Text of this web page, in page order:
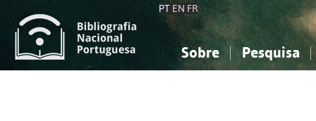
PT EN FR
Sobre Pesquisa